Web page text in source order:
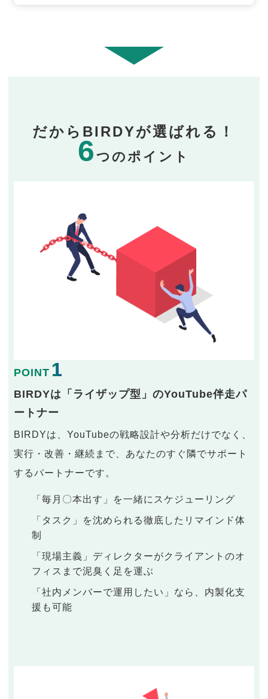
だからBIRDYが選ばれる！
6つのポイント
POINT 1
BIRDYは「ライザップ型」のYouTube伴走パ
ートナー
BIRDYは、YouTubeの戦略設計や分析だけでなく、
実行・改善・継続まで、あなたのすぐ隣でサポート
するパートナーです。
「毎月〇本出す」を一緒にスケジューリング
「タスク」を沈められる徹底したリマインド体
制
「現場主義」ディレクターがクライアントのオ
フィスまで泥臭く足を運ぶ
「社内メンバーで運用したい」なら、内製化支
援も可能